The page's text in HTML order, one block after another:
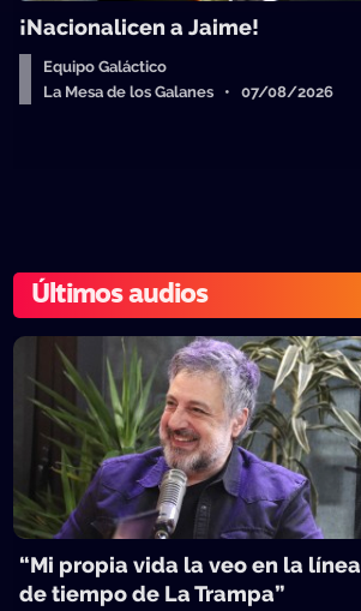
¡Nacionalicen a Jaime!
Equipo Galáctico
La Mesa de los Galanes • 07/08/2026
Últimos audios
“Mi propia vida la veo en la línea
de tiempo de La Trampa”